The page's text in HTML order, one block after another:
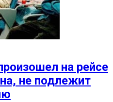
на рейсе
не подлежит